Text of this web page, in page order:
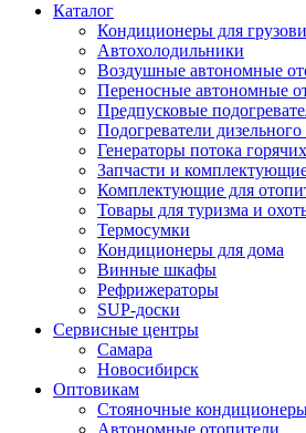
Каталог
Кондиционеры для
Автохолодильники
Воздушные автономные
Переносные автономные
Предпусковые
Подогреватели дизельного
Генераторы потока
Запчасти и
Комплектующие для
Товары для туризма и
Термосумки
Кондиционеры для дома
Винные шкафы
Рефрижераторы
SUP-доски
Сервисные центры
Самара
Новосибирск
Оптовикам
Стояночные